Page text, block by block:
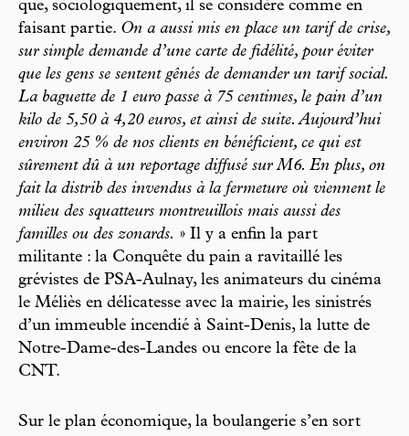
que, sociologiquement, il se considère comme en
faisant partie. On a aussi mis en place un tarif de crise,
sur simple demande d’une carte de fidélité, pour éviter
que les gens se sentent gênés de demander un tarif social.
La baguette de 1 euro passe à 75 centimes, le pain d’un
kilo de 5,50 à 4,20 euros, et ainsi de suite. Aujourd’hui
environ 25 % de nos clients en bénéficient, ce qui est
sûrement dû à un reportage diffusé sur M6. En plus, on
fait la distrib des invendus à la fermeture où viennent le
milieu des squatteurs montreuillois mais aussi des
familles ou des zonards. » Il y a enfin la part
militante : la Conquête du pain a ravitaillé les
grévistes de PSA-Aulnay, les animateurs du cinéma
le Méliès en délicatesse avec la mairie, les sinistrés
d’un immeuble incendié à Saint-Denis, la lutte de
Notre-Dame-des-Landes ou encore la fête de la
CNT.
Sur le plan économique, la boulangerie s’en sort